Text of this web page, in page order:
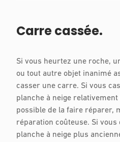
Carre cassée.
Si vous heurtez une roche,
ou tout autre objet inanimé
casser une carre. Si vous
planche à neige
possible de la faire réparer,
réparation coûteuse. Si
planche à neige plus